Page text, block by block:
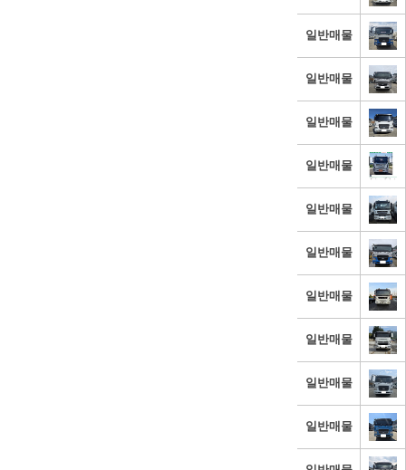
일반매물
일반매물
일반매물
일반매물
일반매물
일반매물
일반매물
일반매물
일반매물
일반매물